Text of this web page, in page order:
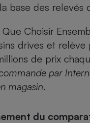
base des relevés
Que Choisir
drives et relève
de prix
par
magasin.
du